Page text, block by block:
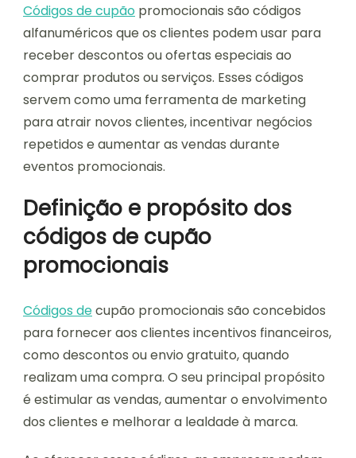
Códigos de cupão promocionais são códigos
alfanuméricos que os clientes podem usar para
receber descontos ou ofertas especiais ao
comprar produtos ou serviços. Esses códigos
servem como uma ferramenta de marketing
para atrair novos clientes, incentivar negócios
repetidos e aumentar as vendas durante
eventos promocionais.
Definição e propósito dos
códigos de cupão
promocionais
Códigos decupão promocionais são concebidos
para fornecer aos clientes incentivos financeiros,
como descontos ou envio gratuito, quando
realizam uma compra. O seu principal propósito
é estimular as vendas, aumentar o envolvimento
dos clientes e melhorar a lealdade à marca.